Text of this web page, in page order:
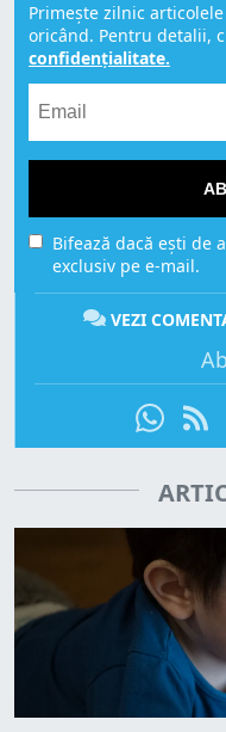
Primește zilnic
oricând. Pentru detalii,
confidențialitate.
Bifează dacă ești de
exclusiv pe e-mail.
VEZI